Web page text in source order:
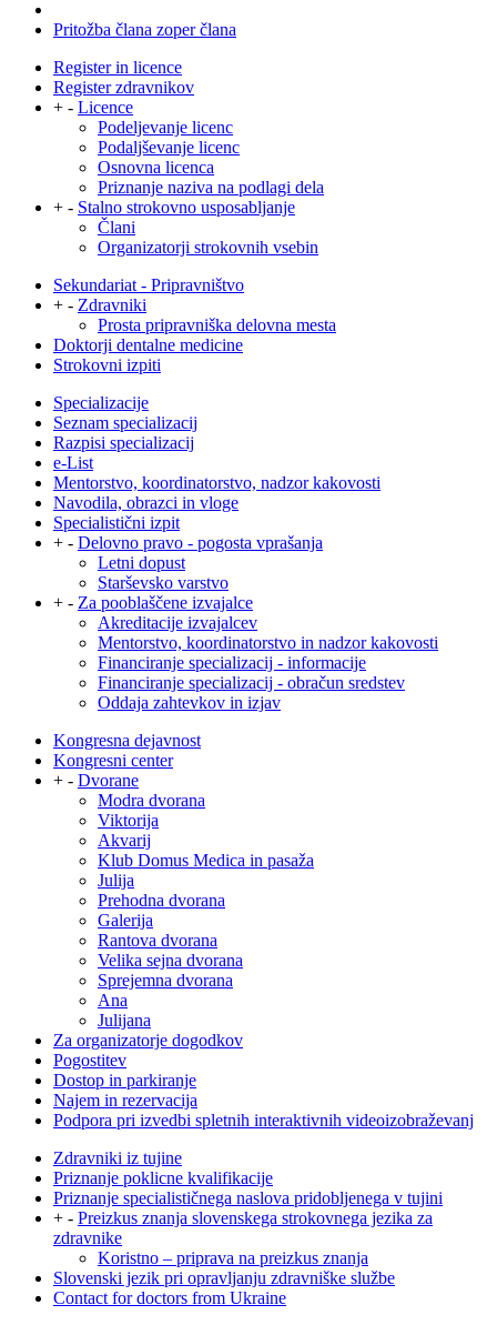
Pritožba člana zoper člana
Register in licence
Register zdravnikov
+ - Licence
Podeljevanje licenc
Podaljševanje licenc
Osnovna licenca
Priznanje naziva na podlagi dela
+ - Stalno strokovno usposabljanje
Člani
Organizatorji strokovnih vsebin
Sekundariat - Pripravništvo
+ - Zdravniki
Prosta pripravniška delovna mesta
Doktorji dentalne medicine
Strokovni izpiti
Specializacije
Seznam specializacij
Razpisi specializacij
e-List
Mentorstvo, koordinatorstvo, nadzor kakovosti
Navodila, obrazci in vloge
Specialistični izpit
+ - Delovno pravo - pogosta vprašanja
Letni dopust
Starševsko varstvo
+ - Za pooblaščene izvajalce
Akreditacije izvajalcev
Mentorstvo, koordinatorstvo in nadzor kakovosti
Financiranje specializacij - informacije
Financiranje specializacij - obračun sredstev
Oddaja zahtevkov in izjav
Kongresna dejavnost
Kongresni center
+ - Dvorane
Modra dvorana
Viktorija
Akvarij
Klub Domus Medica in pasaža
Julija
Prehodna dvorana
Galerija
Rantova dvorana
Velika sejna dvorana
Sprejemna dvorana
Ana
Julijana
Za organizatorje dogodkov
Pogostitev
Dostop in parkiranje
Najem in rezervacija
Podpora pri izvedbi spletnih interaktivnih videoizobraževanj
Zdravniki iz tujine
Priznanje poklicne kvalifikacije
Priznanje specialističnega naslova pridobljenega v tujini
+ - Preizkus znanja slovenskega strokovnega jezika za
zdravnike
Koristno – priprava na preizkus znanja
Slovenski jezik pri opravljanju zdravniške službe
Contact for doctors from Ukraine